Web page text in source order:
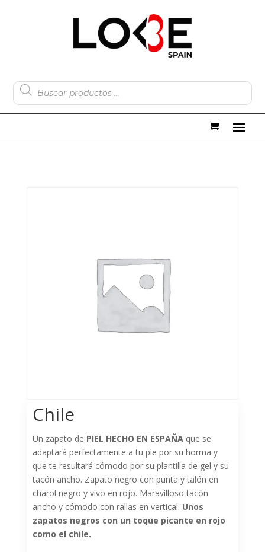
de
productos
Chile
Un zapato de PIEL HECHO EN ESPAÑAque se
adaptará perfectamente a tu pie por su horma y
que te resultará cómodo por su plantilla de gel y su
tacón ancho. Zapato negro con punta y talón en
charol negro y vivo en rojo. Maravilloso tacón
ancho y cómodo con rallas en vertical. Unos
zapatos negros con un toque picante en rojo
como el chile.